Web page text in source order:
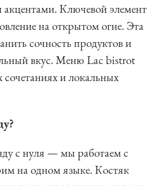
Ключевой элемент
на открытом огне. Эта
сочность продуктов и
вкус. Меню Lac bistrot
и локальных
с нуля — мы работаем с
на одном языке. Костяк